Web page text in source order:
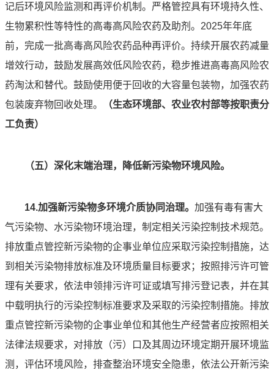
记后环境风险监测和再评价机制。严格管控具有环境持久性、
生物累积性等特性的高毒高风险农药及助剂。2025年年底
前，完成一批高毒高风险农药品种再评价。持续开展农药减量
增效行动，鼓励发展高效低风险农药，稳步推进高毒高风险农
药淘汰和替代。鼓励使用便于回收的大容量包装物，加强农药
包装废弃物回收处理。
（生态环境部、农业农村部等按职责分
工负责）
（五）深化末端治理，降低新污染物环境风险。
14.加强新污染物多环境介质协同治理。 加强有毒有害大
气污染物、水污染物环境治理，制定相关污染控制技术规范。
排放重点管控新污染物的企事业单位应采取污染控制措施，达
到相关污染物排放标准及环境质量目标要求；按照排污许可管
理有关要求，依法申领排污许可证或填写排污登记表，并在其
中载明执行的污染控制标准要求及采取的污染控制措施。排放
重点管控新污染物的企事业单位和其他生产经营者应按照相关
法律法规要求，对排放（污）口及其周边环境定期开展环境监
测，评估环境风险，排查整治环境安全隐患，依法公开新污染